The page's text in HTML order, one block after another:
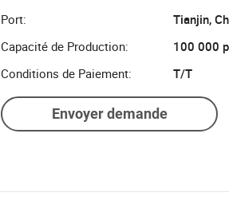
Port:
Tianjin,
Capacité de Production:
100 000
Conditions de Paiement:
T/T
Envoyer demande